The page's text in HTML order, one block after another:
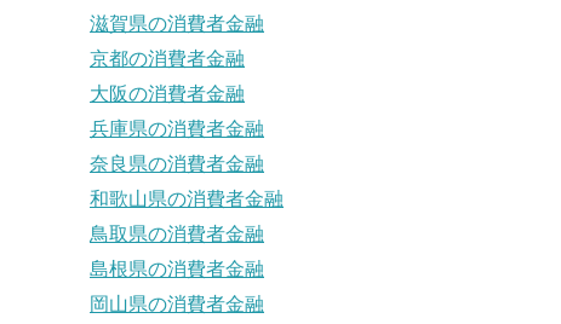
滋賀県の消費者金融
京都の消費者金融
大阪の消費者金融
兵庫県の消費者金融
奈良県の消費者金融
和歌山県の消費者金融
鳥取県の消費者金融
島根県の消費者金融
岡山県の消費者金融